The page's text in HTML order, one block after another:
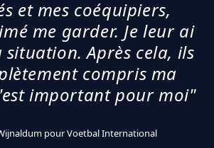
et mes coéquipiers,
me garder. Je leur ai
situation. Après cela, ils
compris ma
important pour moi"
pour Voetbal International